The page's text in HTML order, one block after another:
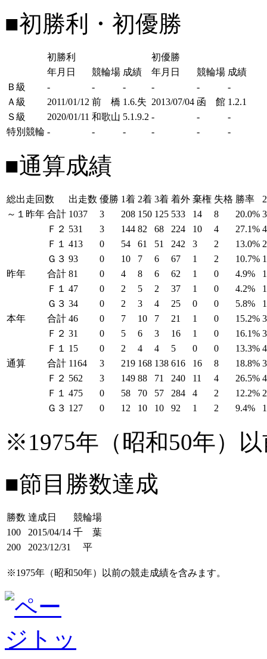
■初勝利・初優勝
初勝利
初優勝
年月日
競輪場 成績 年月日 競輪場 成績
Ｂ級
- - - - -
-
Ａ級
2011/01/12 前 橋 1.6.失 2013/07/04 函 館 1.2.1
Ｓ級
2020/01/11 和歌山 5.1.9.2 - -
-
特別競輪 - - - - - -
■通算成績
総出走回数 出走数 優勝 1着 2着 3着 着外 棄権 失格 勝率
～１昨年 合計 1037 3 208 150 125 533 14 8 20.0%
Ｆ２ 531 3 144 82 68 224 10 4 27.1%
Ｆ１
413 0 54 61 51 242 3 2 13.0%
Ｇ３ 93 0 10 7 6 67 1 2 10.7%
昨年
合計 81 0 4 8 6 62 1 0 4.9%
Ｆ１
47 0 2 5 2 37 1 0 4.2%
Ｇ３ 34 0 2 3 4 25 0 0 5.8%
本年
合計 46 0 7 10 7 21 1 0 15.2%
Ｆ２ 31 0 5 6 3 16 1 0 16.1%
Ｆ１
15 0 2 4 4 5 0 0 13.3%
通算
合計 1164 3 219 168 138 616 16 8 18.8%
Ｆ２ 562 3 149 88 71 240 11 4 26.5%
Ｆ１
475 0 58 70 57 284 4 2 12.2%
Ｇ３ 127 0 12 10 10 92 1 2 9.4%
※1975年（昭和50年）
■節目勝数達成
勝数 達成日
競輪場
100
2015/04/14 千 葉
200
2023/12/31 平
※1975年（昭和50年）以前の競走成績を含みます。